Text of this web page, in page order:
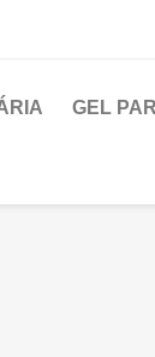
GEL